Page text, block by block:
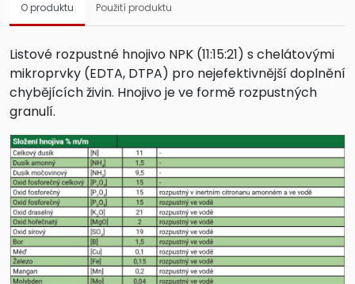
O produktu Použití produktu
Listové rozpustné hnojivo NPK (11:15:21) s chelátovými
mikroprvky (EDTA, DTPA) pro nejefektivnější doplnění
chybějících živin. Hnojivo je ve formě rozpustných
granulí.